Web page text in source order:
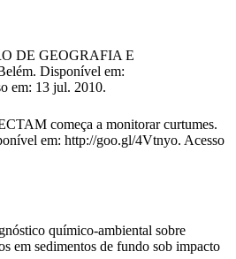
DE GEOGRAFIA E
Disponível em:
em: 13 jul. 2010.
começa a monitorar curtumes.
em: http://goo.gl/4Vtnyo. Acesso
químico-ambiental sobre
em sedimentos de fundo sob impacto